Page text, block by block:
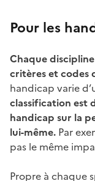
Pour les
Chaque
critères et codes
handicap varie
classification est
handicap sur la
lui-même. Par
pas le même
Propre à chaque